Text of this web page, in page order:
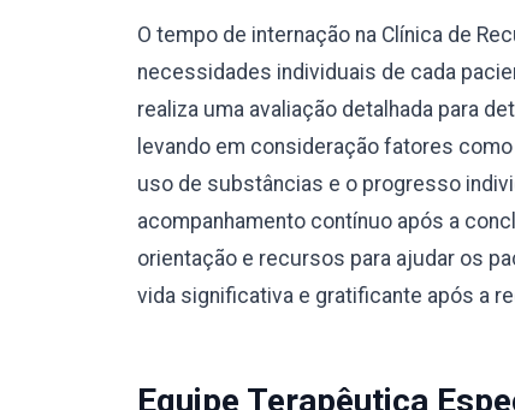
O tempo de internação na Clínica de
necessidades individuais de cada
realiza uma avaliação detalhada para
levando em consideração fatores
uso de substâncias e o progresso
acompanhamento contínuo após a
orientação e recursos para ajudar os
vida significativa e gratificante após a
Equipe Terapêutica